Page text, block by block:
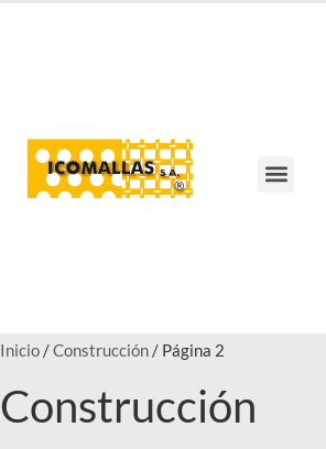
Inicio /Construcción / Página 2
Construcción